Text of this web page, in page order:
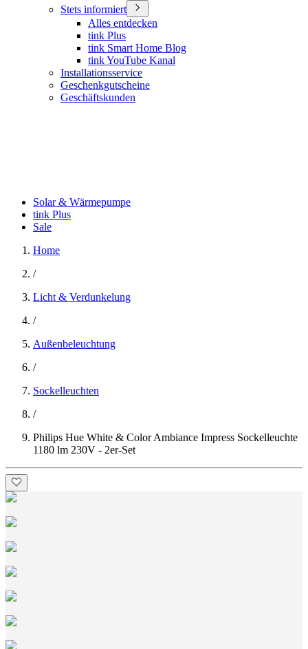
Stets informiert
Alles entdecken
tink Plus
tink Smart Home Blog
tink YouTube Kanal
Installationsservice
Geschenkgutscheine
Geschäftskunden
Solar & Wärmepumpe
tink Plus
Sale
Home
/
Licht & Verdunkelung
/
Außenbeleuchtung
/
Sockelleuchten
/
Philips Hue White & Color Ambiance Impress Sockelleuchte
1180 lm 230V - 2er-Set